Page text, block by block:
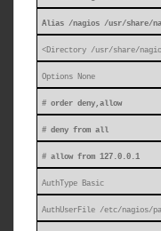
Alias /nagios /usr/share/
<Directory /usr/share/
Options None
# order deny,allow
# deny from all
# allow from 127.0.0.1
AuthType Basic
AuthUserFile /etc/nagios/